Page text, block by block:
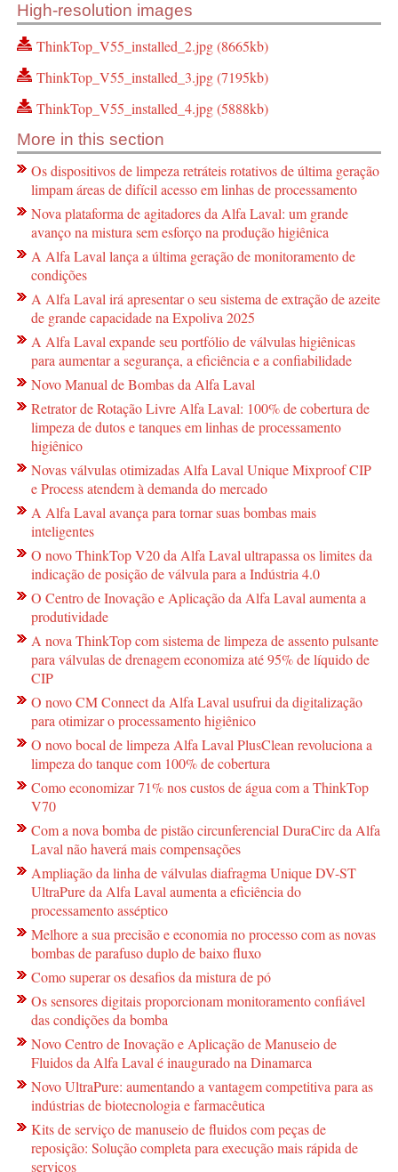
High-resolution images
ThinkTop_V55_installed_2.jpg (8665kb)
ThinkTop_V55_installed_3.jpg (7195kb)
ThinkTop_V55_installed_4.jpg (5888kb)
More in this section
Os dispositivos de limpeza retráteis rotativos de última geração
limpam áreas de difícil acesso em linhas de processamento
Nova plataforma de agitadores da Alfa Laval: um grande
avanço na mistura sem esforço na produção higiênica
A Alfa Laval lança a última geração de monitoramento de
condições
A Alfa Laval irá apresentar o seu sistema de extração de azeite
de grande capacidade na Expoliva 2025
A Alfa Laval expande seu portfólio de válvulas higiênicas
para aumentar a segurança, a eficiência e a confiabilidade
Novo Manual de Bombas da Alfa Laval
Retrator de Rotação Livre Alfa Laval: 100% de cobertura de
limpeza de dutos e tanques em linhas de processamento
higiênico
Novas válvulas otimizadas Alfa Laval Unique Mixproof CIP
e Process atendem à demanda do mercado
A Alfa Laval avança para tornar suas bombas mais
inteligentes
O novo ThinkTop V20 da Alfa Laval ultrapassa os limites da
indicação de posição de válvula para a Indústria 4.0
O Centro de Inovação e Aplicação da Alfa Laval aumenta a
produtividade
A nova ThinkTop com sistema de limpeza de assento pulsante
para válvulas de drenagem economiza até 95% de líquido de
CIP
O novo CM Connect da Alfa Laval usufrui da digitalização
para otimizar o processamento higiênico
O novo bocal de limpeza Alfa Laval PlusClean revoluciona a
limpeza do tanque com 100% de cobertura
Como economizar 71% nos custos de água com a ThinkTop
V70
Com a nova bomba de pistão circunferencial DuraCirc da Alfa
Laval não haverá mais compensações
Ampliação da linha de válvulas diafragma Unique DV-ST
UltraPure da Alfa Laval aumenta a eficiência do
processamento asséptico
Melhore a sua precisão e economia no processo com as novas
bombas de parafuso duplo de baixo fluxo
Como superar os desafios da mistura de pó
Os sensores digitais proporcionam monitoramento confiável
das condições da bomba
Novo Centro de Inovação e Aplicação de Manuseio de
Fluidos da Alfa Laval é inaugurado na Dinamarca
Novo UltraPure: aumentando a vantagem competitiva para as
indústrias de biotecnologia e farmacêutica
Kits de serviço de manuseio de fluidos com peças de
reposição: Solução completa para execução mais rápida de
serviços